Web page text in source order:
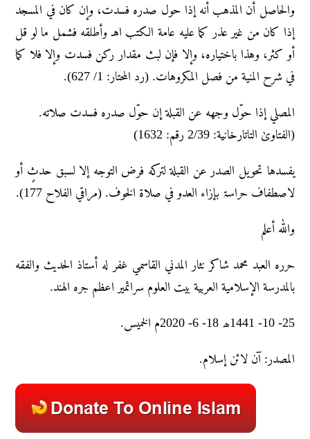
والحاصل أن المذهب أنه إذا حول صدره فسدت، وإن كان في المسجد
إذا كان من غير عذر كما عليه عامة الكتب اهـ وأطلقه فشمل ما لو قل
أو كثر، وهذا باختياره، وإلا فإن لبث مقدار ركن فسدت وإلا فلا كما
في شرح المنية من فصل المكروهات. (رد المحتار: 1/ 627).
المصلي إذا حوّل وجهه عن القبلة إن حوّل صدرہ فسدت صلاته.
(الفتاویٰ التاتارخانیة: 2/39 رقم: 1632)
یفسدها تحویل الصدر عن القبلة لترکه فرض التوجه إلا لسبق حدثٍ أو
لاصطفاف حراسۃ بإزاء العدو في صلاۃ الخوف. (مراقي الفلاح 177).
والله أعلم
حرره العبد محمد شاکر نثار المدني القاسمي غفر له أستاذ الحديث والفقه
بالمدرسة الإسلامية العربية بيت العلوم سرائمير اعظم جره الهند.
25- 10- 1441ھ 18- 6- 2020م الخمیس.
المصدر: آن لائن إسلام.